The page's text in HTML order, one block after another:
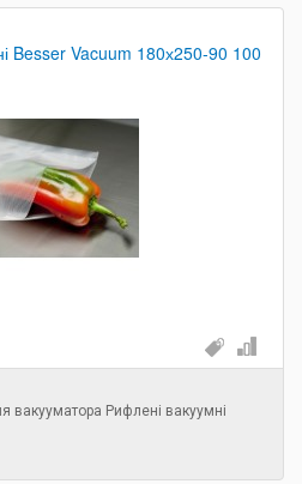
Besser Vacuum 180х250-90 100
вакууматора Рифлені вакуумні